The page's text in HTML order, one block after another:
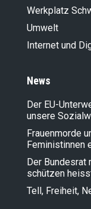
Werkplatz
Umwelt
Internet und
News
Der EU-
unsere
Frauenmorde
Feministinnen
Der Bundesrat
schützen
Tell, Freiheit,